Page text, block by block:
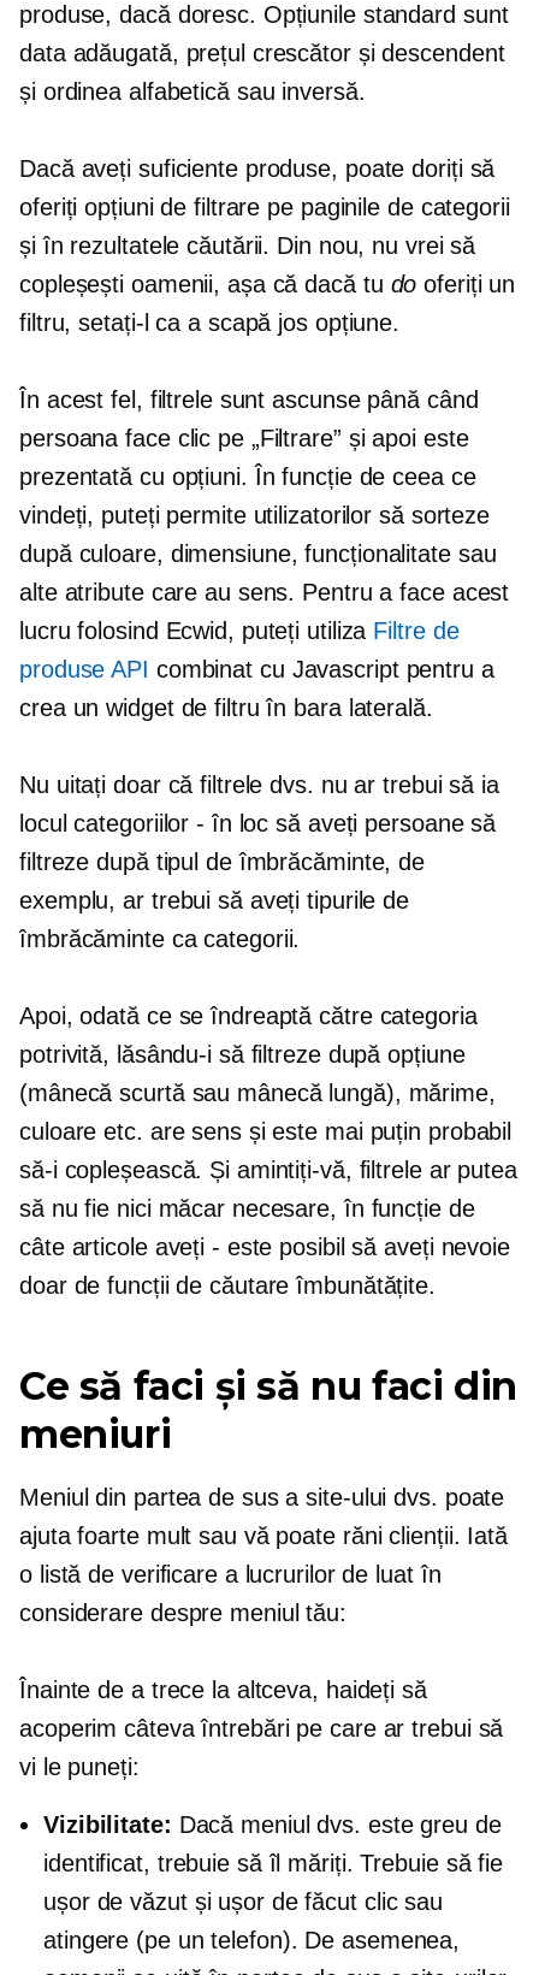
produse, dacă doresc. Opțiunile standard sunt
data adăugată, prețul crescător și descendent
și ordinea alfabetică sau inversă.
Dacă aveți suficiente produse, poate doriți să
oferiți opțiuni de filtrare pe paginile de categorii
și în rezultatele căutării. Din nou, nu vrei să
copleșești oamenii, așa că dacă tu do oferiți un
filtru, setați-l ca a scapă josopțiune.
În acest fel, filtrele sunt ascunse până când
persoana face clic pe „Filtrare” și apoi este
prezentată cu opțiuni. În funcție de ceea ce
vindeți, puteți permite utilizatorilor să sorteze
după culoare, dimensiune, funcționalitate sau
alte atribute care au sens. Pentru a face acest
lucru folosind Ecwid, puteți utiliza Filtre de
produse API combinat cu Javascript pentru a
crea un widget de filtru în bara laterală.
Nu uitați doar că filtrele dvs. nu ar trebui să ia
locul categoriilor - în loc să aveți persoane să
filtreze după tipul de îmbrăcăminte, de
exemplu, ar trebui să aveți tipurile de
îmbrăcăminte ca categorii.
Apoi, odată ce se îndreaptă către categoria
potrivită, lăsându-i să filtreze după opțiune
(mânecă scurtă sau mânecă lungă), mărime,
culoare etc. are sens și este mai puțin probabil
să-i copleșească. Și amintiți-vă, filtrele ar putea
să nu fie nici măcar necesare, în funcție de
câte articole aveți - este posibil să aveți nevoie
doar de funcții de căutare îmbunătățite.
Ce să faci și să nu faci din
meniuri
Meniul din partea de sus a site-ului dvs. poate
ajuta foarte mult sau vă poate răni clienții. Iată
o listă de verificare a lucrurilor de luat în
considerare despre meniul tău:
Înainte de a trece la altceva, haideți să
acoperim câteva întrebări pe care ar trebui să
vi le puneți:
Vizibilitate: Dacă meniul dvs. este greu de
identificat, trebuie să îl măriți. Trebuie să fie
ușor de văzut și ușor de făcut clic sau
atingere (pe un telefon). De asemenea,